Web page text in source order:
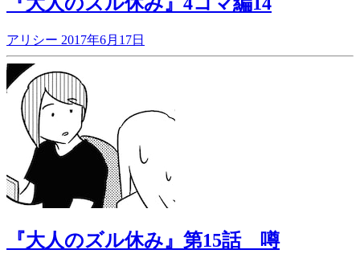
アリシー 2017年6月17日
『大人のズル休み』第15話 噂